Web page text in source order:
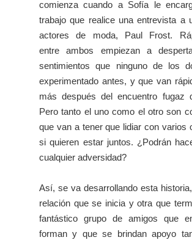
comienza cuando a Sofía le
trabajo que realice una entrevista a
actores de moda, Paul Frost.
entre ambos empiezan a
sentimientos que ninguno de los
experimentado antes, y que van
más después del encuentro fugaz
Pero tanto el uno como el otro son
que van a tener que lidiar con varios
si quieren estar juntos. ¿Podrán
cualquier adversidad?
Así, se va desarrollando esta
relación que se inicia y otra que
fantástico grupo de amigos que
forman y que se brindan apoyo